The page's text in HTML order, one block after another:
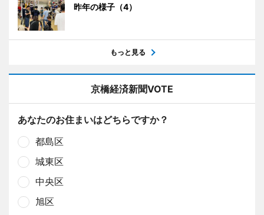
昨年の様子（4）
もっと見る
京橋経済新聞VOTE
あなたのお住まいはどちらですか？
都島区
城東区
中央区
旭区